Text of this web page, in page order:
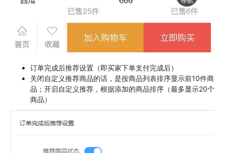
订单完成后推荐设置（即买家下单支付完成后）
关闭自定义推荐商品的话，是按商品列表排序显示前10件商
品；开启自定义推荐，根据添加的商品排序（最多显示20个
商品）